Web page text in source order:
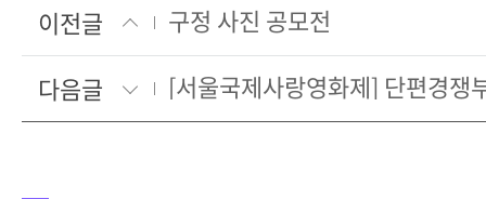
이전글
구정 사진 공모전
다음글